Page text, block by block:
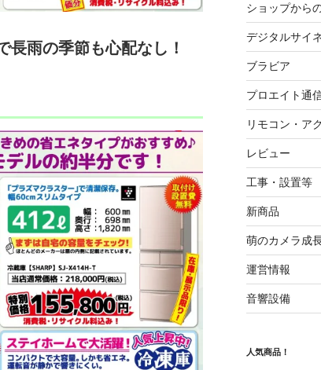
長雨の季節も心配なし！
ショップから
デジタルサイ
ブラビア
プロエイト通
リモコン・ア
レビュー
工事・設置等
新商品
萌のカメラ成
運営情報
音響設備
人気商品！